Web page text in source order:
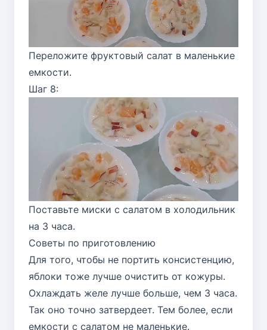
Переложите фруктовый салат в маленькие
емкости.
Шаг 8:
Поставьте миски с салатом в холодильник
на 3 часа.
Советы по приготовлению
Для того, чтобы не портить консистенцию,
яблоки тоже лучше очистить от кожуры.
Охлаждать желе лучше больше, чем 3 часа.
Так оно точно затвердеет. Тем более, если
емкости с салатом не маленькие.